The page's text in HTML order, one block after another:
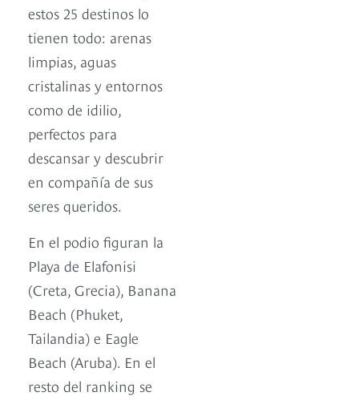
estos 25 destinos lo
tienen todo: arenas
limpias, aguas
cristalinas y entornos
como de idilio,
perfectos para
descansar y descubrir
en compañía de sus
seres queridos.
En el podio figuran la
Playa de Elafonisi
(Creta, Grecia), Banana
Beach (Phuket,
Tailandia) e Eagle
Beach (Aruba). En el
resto del ranking se